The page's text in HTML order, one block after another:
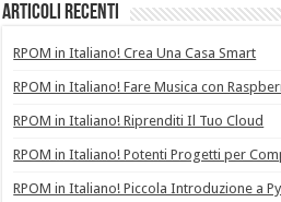
Articoli recenti
RPOM in Italiano! Crea Una Casa Smart
RPOM in Italiano! Fare Musica con
RPOM in Italiano! Riprenditi Il Tuo Cloud
RPOM in Italiano! Potenti Progetti per
RPOM in Italiano! Piccola Introduzione a